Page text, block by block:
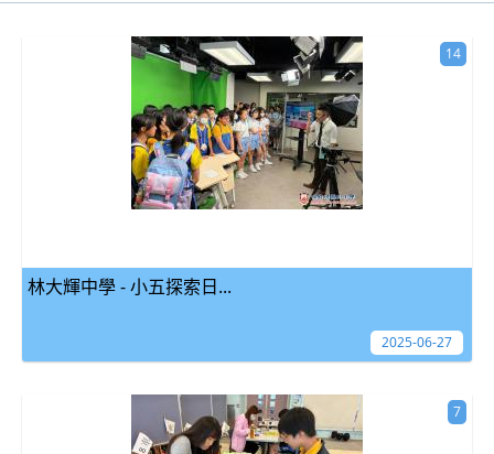
林大輝中學 - 小五探索日...
14
2025-06-27
7